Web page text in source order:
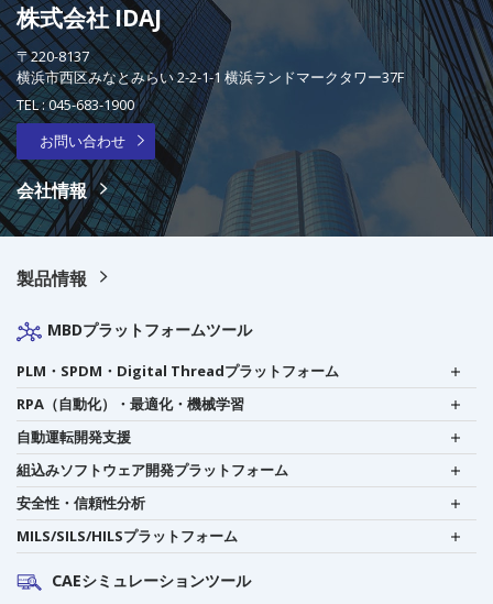
株式会社 IDAJ
〒220-8137
横浜市西区みなとみらい 2-2-1-1 横浜ランドマークタワー37F
TEL :045-683-1900
お問い合わせ
会社情報
製品情報
MBDプラットフォームツール
PLM・SPDM・Digital Threadプラットフォーム
RPA（自動化）・最適化・機械学習
自動運転開発支援
組込みソフトウェア開発プラットフォーム
安全性・信頼性分析
MILS/SILS/HILSプラットフォーム
CAEシミュレーションツール